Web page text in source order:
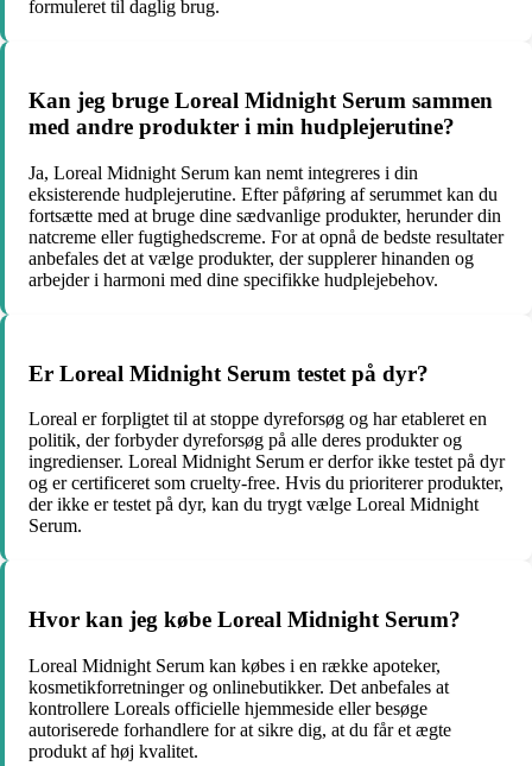
formuleret til daglig brug.
Kan jeg bruge Loreal Midnight Serum sammen
med andre produkter i min hudplejerutine?
Ja, Loreal Midnight Serum kan nemt integreres i din
eksisterende hudplejerutine. Efter påføring af serummet kan du
fortsætte med at bruge dine sædvanlige produkter, herunder din
natcreme eller fugtighedscreme. For at opnå de bedste resultater
anbefales det at vælge produkter, der supplerer hinanden og
arbejder i harmoni med dine specifikke hudplejebehov.
Er Loreal Midnight Serum testet på dyr?
Loreal er forpligtet til at stoppe dyreforsøg og har etableret en
politik, der forbyder dyreforsøg på alle deres produkter og
ingredienser. Loreal Midnight Serum er derfor ikke testet på dyr
og er certificeret som cruelty-free. Hvis du prioriterer produkter,
der ikke er testet på dyr, kan du trygt vælge Loreal Midnight
Serum.
Hvor kan jeg købe Loreal Midnight Serum?
Loreal Midnight Serum kan købes i en række apoteker,
kosmetikforretninger og onlinebutikker. Det anbefales at
kontrollere Loreals officielle hjemmeside eller besøge
autoriserede forhandlere for at sikre dig, at du får et ægte
produkt af høj kvalitet.